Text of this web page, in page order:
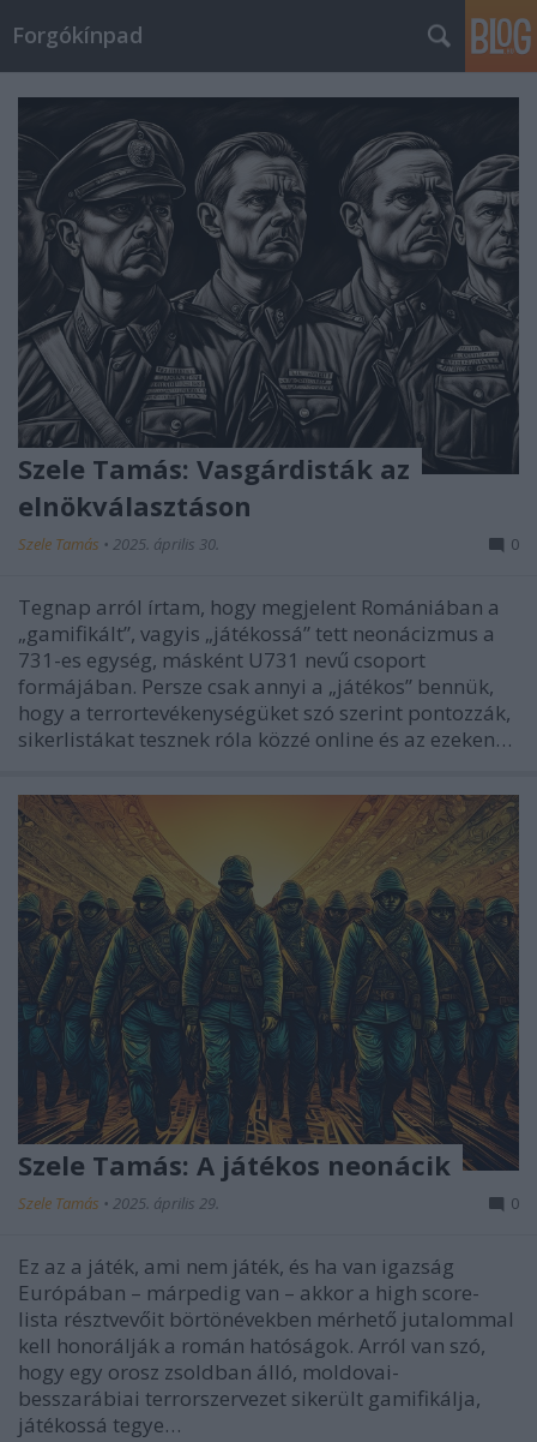
Forgókínpad
Szele Tamás: Vasgárdisták az
elnökválasztáson
Szele Tamás • 2025. április 30. 0
Tegnap arról írtam, hogy megjelent Romániában a
„gamifikált”, vagyis „játékossá” tett neonácizmus a
731-es egység, másként U731 nevű csoport
formájában. Persze csak annyi a „játékos” bennük,
hogy a terrortevékenységüket szó szerint pontozzák,
sikerlistákat tesznek róla közzé online és az ezeken…
Szele Tamás: A játékos neonácik
Szele Tamás • 2025. április 29. 0
Ez az a játék, ami nem játék, és ha van igazság
Európában – márpedig van – akkor a high score-
lista résztvevőit börtönévekben mérhető jutalommal
kell honorálják a román hatóságok. Arról van szó,
hogy egy orosz zsoldban álló, moldovai-
besszarábiai terrorszervezet sikerült gamifikálja,
játékossá tegye…